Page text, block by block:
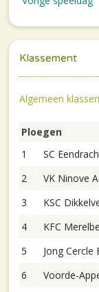
Klassement
Algemeen
Ploegen
1
SC
2
VK Ninove A
3
KSC
4
KFC
5
Jong Cercle
6
Voorde-